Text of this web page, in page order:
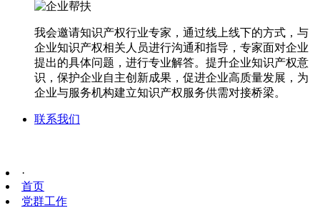
我会邀请知识产权行业专家，通过线上线下的方式，与
企业知识产权相关人员进行沟通和指导，专家面对企业
提出的具体问题，进行专业解答。提升企业知识产权意
识，保护企业自主创新成果，促进企业高质量发展，为
企业与服务机构建立知识产权服务供需对接桥梁。
联系我们
·
首页
党群工作